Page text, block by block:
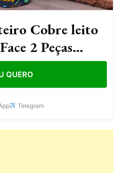
Cobre leito
2 Peças
Estampado
QUERO
Telegram